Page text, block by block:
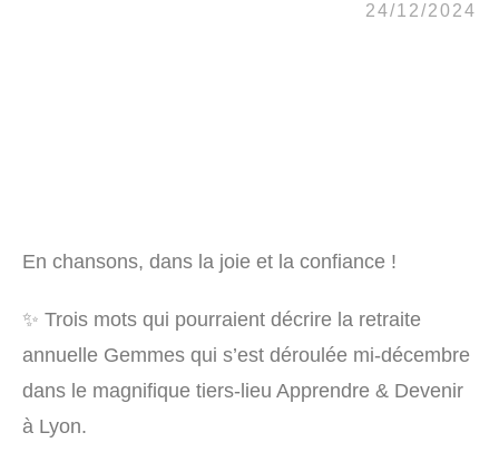
24/12/2024
En chansons, dans la joie et la confiance !
✨ Trois mots qui pourraient décrire la retraite
annuelle Gemmes qui s’est déroulée mi-décembre
dans le magnifique tiers-lieu Apprendre & Devenir
à Lyon.